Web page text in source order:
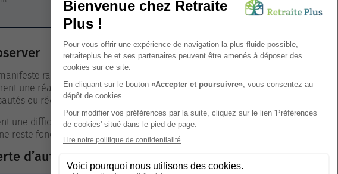
rarement par un seul symptôme. Ce sont plutôt des indices
une réalité préoccupante. Oublis fréquents, fatigue excessive,
ou réduction des sorties sont autant de signaux faibles.
une difficulté à maintenir le même niveau d’autonomie
reste fonctionnelle en apparence.
d’autonomie invisible